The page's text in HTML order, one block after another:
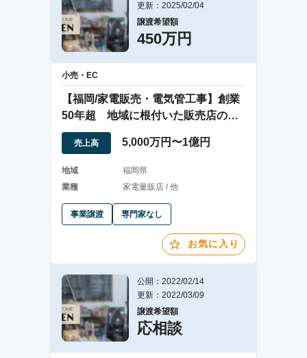
更新：2025/02/04
譲渡希望額
450万円
小売・EC
【福岡/家電販売・電気管工事】創業
50年超 地域に根付いた販売店の譲
渡
売上高 5,000万円〜1億円
地域
福岡県
業種
家電量販店 / 他
事業譲渡 専門家なし
お気に入り
公開：2022/02/14
更新：2022/03/09
譲渡希望額
応相談